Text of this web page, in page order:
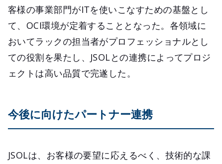
客様の事業部門がITを使いこなすための基盤とし
て、OCI環境が定着することとなった。各領域に
おいてラックの担当者がプロフェッショナルとし
ての役割を果たし、JSOLとの連携によってプロジ
ェクトは高い品質で完遂した。
今後に向けたパートナー連携
JSOLは、お客様の要望に応えるべく、技術的な課